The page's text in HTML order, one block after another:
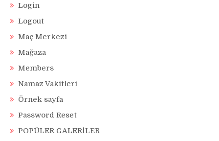
Login
Logout
Maç Merkezi
Mağaza
Members
Namaz Vakitleri
Örnek sayfa
Password Reset
POPÜLER GALERİLER